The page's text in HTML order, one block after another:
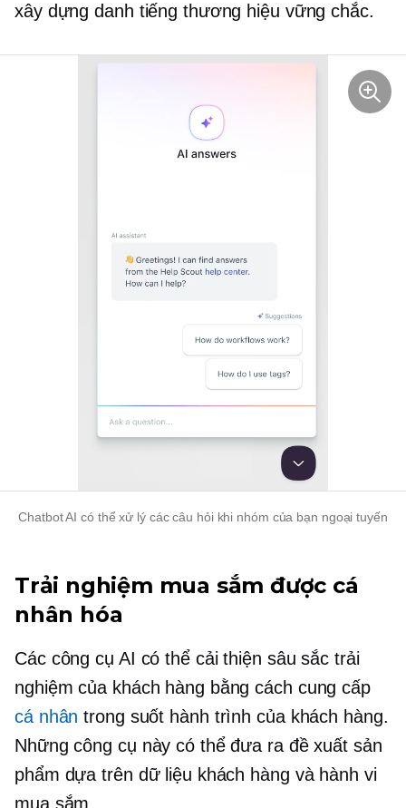
xây dựng danh tiếng thương hiệu vững chắc.
Chatbot AI có thể xử lý các câu hỏi khi nhóm của bạn ngoại tuyến
Trải nghiệm mua sắm được cá
nhân hóa
Các công cụ AI có thể cải thiện sâu sắc trải
nghiệm của khách hàng bằng cách cung cấp
cá nhân trong suốt hành trình của khách hàng.
Những công cụ này có thể đưa ra đề xuất sản
phẩm dựa trên dữ liệu khách hàng và hành vi
mua sắm.